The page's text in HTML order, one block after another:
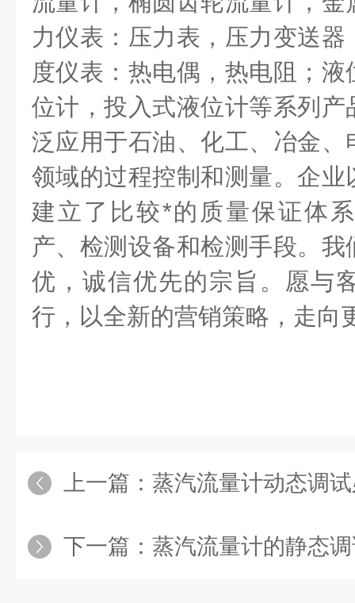
力仪表：压力表，压力变送
度仪表：热电偶，热电阻；
位计，投入式液位计等系列
泛应用于石油、化工、冶金
领域的过程控制和测量。企
建立了比较*的质量保证体
产、检测设备和检测手段。
优，诚信优先的宗旨。愿与
行，以全新的营销策略，走向
上一篇： 蒸汽流量计动态调
下一篇： 蒸汽流量计的静态